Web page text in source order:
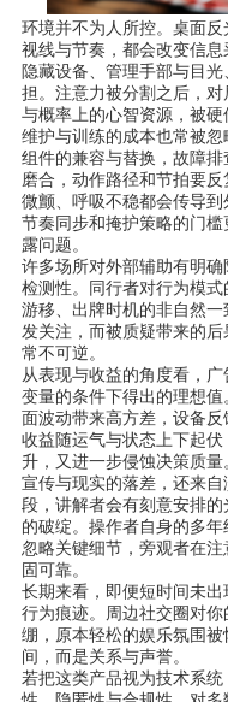
环境并不为人所控。桌面
视线与节奏，都会改变信息
隐藏设备、管理手部与目
担。注意力被分割之后，
与概率上的心智资源，被硬
维护与训练的成本也常被
组件的兼容与替换，故障
磨合，动作路径和节拍要
微颤、呼吸不稳都会传导到
节奏同步和掩护策略的门
露问题。
许多场所对外部辅助有明
检测性。同行者对行为模
游移、出牌时机的非自然一
发关注，而被质疑带来的
常不可逆。
从表现与收益的角度看，
变量的条件下得出的理想
面波动带来高方差，设备反
收益随运气与状态上下起
升，又进一步侵蚀决策质量
宣传与现实的落差，还来
段，讲解者会有刻意安排
的破绽。操作者自身的多
忽略关键细节，旁观者在
固可靠。
长期来看，即便短时间未
行为痕迹。周边社交圈对
绷，原本轻松的娱乐氛围
间，而是关系与声誉。
若把这类产品视为技术系